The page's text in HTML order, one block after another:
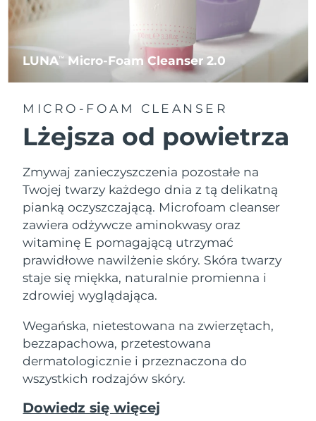
LUNATM Micro-Foam Cleanser 2.0
MICRO-FOAM CLEANSER
Lżejsza od powietrza
Zmywaj zanieczyszczenia pozostałe na
Twojej twarzy każdego dnia z tą delikatną
pianką oczyszczającą. Microfoam cleanser
zawiera odżywcze aminokwasy oraz
witaminę E pomagającą utrzymać
prawidłowe nawilżenie skóry. Skóra twarzy
staje się miękka, naturalnie promienna i
zdrowiej wyglądająca.
Wegańska, nietestowana na zwierzętach,
bezzapachowa, przetestowana
dermatologicznie i przeznaczona do
wszystkich rodzajów skóry.
Dowiedz się więcej